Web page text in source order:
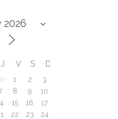
J V S D
1 2
3
8 9
10
15 16
17
22 23
24